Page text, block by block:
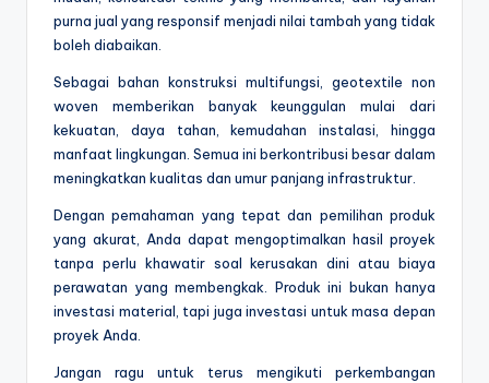
purna jual yang responsif menjadi nilai tambah yang tidak
boleh diabaikan.
Sebagai bahan konstruksi multifungsi, geotextile non
woven memberikan banyak keunggulan mulai dari
kekuatan, daya tahan, kemudahan instalasi, hingga
manfaat lingkungan. Semua ini berkontribusi besar dalam
meningkatkan kualitas dan umur panjang infrastruktur.
Dengan pemahaman yang tepat dan pemilihan produk
yang akurat, Anda dapat mengoptimalkan hasil proyek
tanpa perlu khawatir soal kerusakan dini atau biaya
perawatan yang membengkak. Produk ini bukan hanya
investasi material, tapi juga investasi untuk masa depan
proyek Anda.
Jangan ragu untuk terus mengikuti perkembangan